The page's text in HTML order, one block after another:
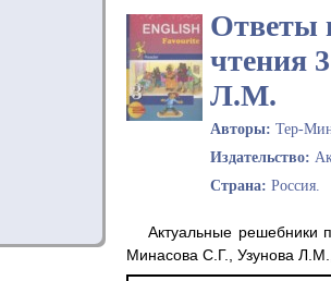
Ответы
чтения
Л.М.
Авторы: Тер-
Издательство:
Страна: Россия.
Актуальные решебники
Минасова С.Г., Узунова